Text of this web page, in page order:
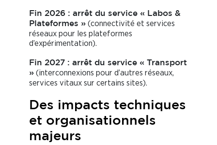
Fin 2026 : arrêt du service « Labos &
Plateformes » (connectivité et services
réseaux pour les plateformes
d’expérimentation).
Fin 2027 : arrêt du service « Transport
» (interconnexions pour d’autres réseaux,
services vitaux sur certains sites).
Des impacts techniques
et organisationnels
majeurs